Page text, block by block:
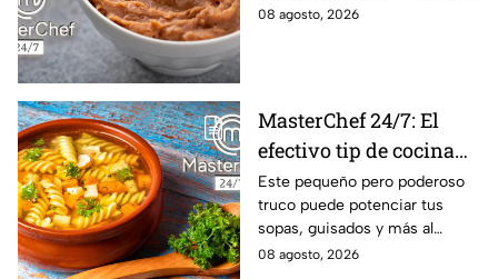
la receta.
08 agosto, 2026
MasterChef 24/7: El
efectivo tip de cocina
de las abuelas para
darle sabor extra al
caldillo
Este pequeño pero poderoso
truco puede potenciar tus
sopas, guisados y más al
máximo.
08 agosto, 2026